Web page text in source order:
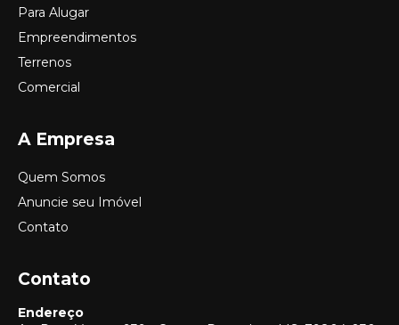
Para Alugar
Empreendimentos
Terrenos
Comercial
A Empresa
Quem Somos
Anuncie seu Imóvel
Contato
Contato
Endereço